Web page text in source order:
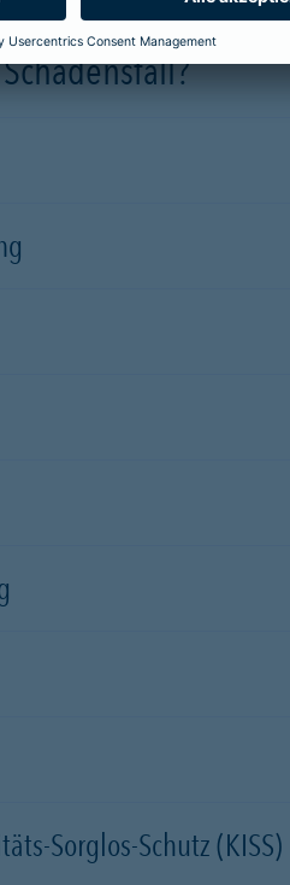
Sorglos-Schutz (KISS)